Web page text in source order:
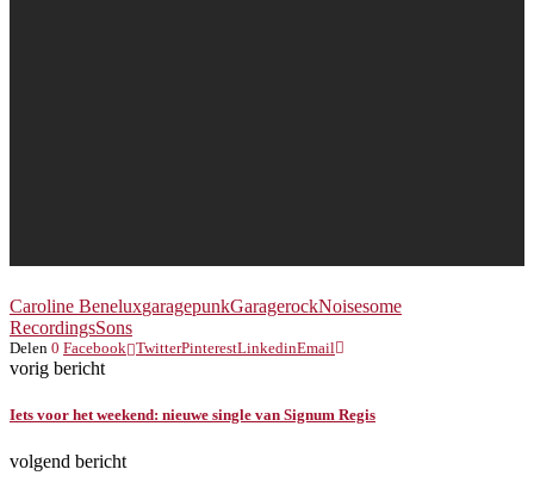
Caroline BeneluxgaragepunkGaragerockNoisesome
RecordingsSons
Delen 0 Facebook TwitterPinterestLinkedinEmail
vorig bericht
Iets voor het weekend: nieuwe single van Signum Regis
volgend bericht